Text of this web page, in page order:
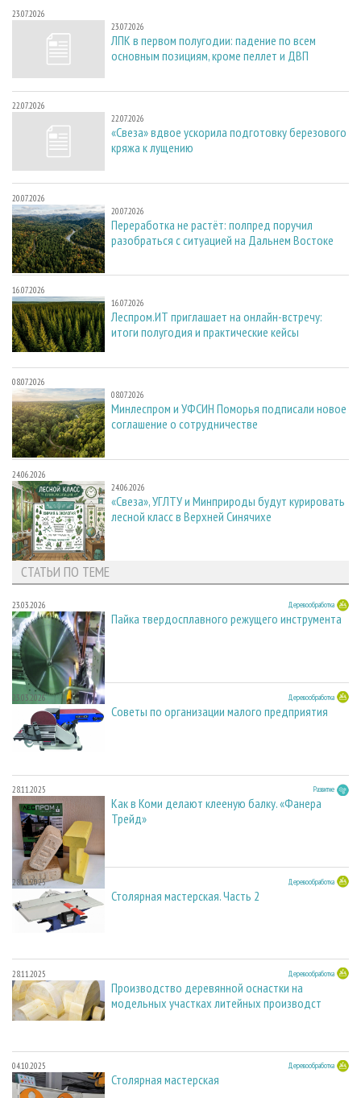
23.07.2026
23.07.2026
ЛПК в первом полугодии: падение по всем
основным позициям, кроме пеллет и ДВП
22.07.2026
22.07.2026
«Свеза» вдвое ускорила подготовку березового
кряжа к лущению
20.07.2026
20.07.2026
Переработка не растёт: полпред поручил
разобраться с ситуацией на Дальнем Востоке
16.07.2026
16.07.2026
Леспром.ИТ приглашает на онлайн-встречу:
итоги полугодия и практические кейсы
08.07.2026
08.07.2026
Минлеспром и УФСИН Поморья подписали новое
соглашение о сотрудничестве
24.06.2026
24.06.2026
«Свеза», УГЛТУ и Минприроды будут курировать
лесной класс в Верхней Синячихе
СТАТЬИ ПО ТЕМЕ
23.03.2026 Деревообработка
Пайка твердосплавного режущего инструмента
23.03.2026 Деревообработка
Советы по организации малого предприятия
28.11.2025 Развитие
Как в Коми делают клееную балку. «Фанера
Трейд»
28.11.2025 Деревообработка
Столярная мастерская. Часть 2
28.11.2025 Деревообработка
Производство деревянной оснастки на
модельных участках литейных производст
04.10.2025 Деревообработка
Столярная мастерская